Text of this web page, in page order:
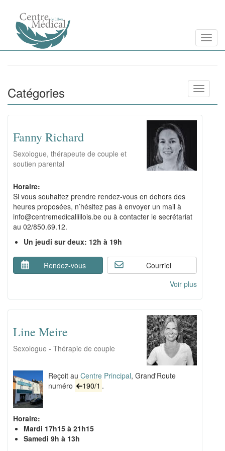
contenu
Toggle
Catégories
Fanny Richard
Sexologue, thérapeute de couple et
soutien parental
Horaire:
Si vous souhaitez prendre rendez-vous en dehors des
heures proposées, n’hésitez pas à envoyer un mail à
info@centremedicallillois.be ou à contacter le secrétariat
au 02/850.69.12.
Un jeudi sur deux: 12h à 19h
Rendez-vous
Courriel
Voir plus
Line Meire
Sexologue - Thérapie de couple
Reçoit auCentre Principal, Grand'Route
numéro
190/1 .
Horaire:
Mardi 17h15 à 21h15
Samedi 9h à 13h